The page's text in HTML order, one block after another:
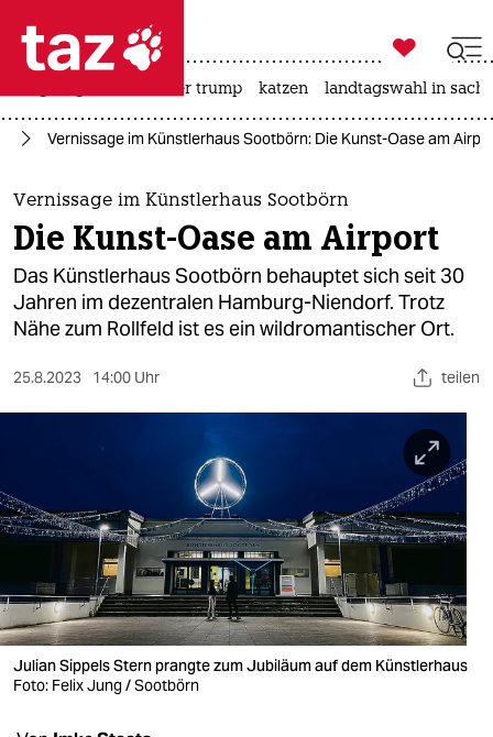
 taz zahl ich
taz zahl ich
themen
politik
öko
berlin
nord
wahrheit
verlag
verlag
veranstaltungen

taz zahl ich
usa unter trump katzen landtagswahl in
Vernissage im Künstlerhaus Sootbörn: Die Kunst-Oase am
Vernissage im Künstlerhaus Sootbörn
Die Kunst-Oase am Airport
Das Künstlerhaus Sootbörn behauptet sich seit 30
Jahren im dezentralen Hamburg-Niendorf. Trotz
Nähe zum Rollfeld ist es ein wildromantischer Ort.
25.8.2023 14:00 Uhr teilen
Julian Sippels Stern prangte zum Jubiläum auf dem Künstlerhaus
Foto: Felix Jung / Sootbörn